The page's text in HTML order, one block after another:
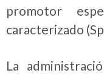
promotor
caracterizado
La